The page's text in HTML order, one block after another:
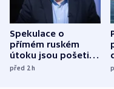
Spekulace o
přímém ruském
útoku jsou pošetilé,
míní estonský
před 2h